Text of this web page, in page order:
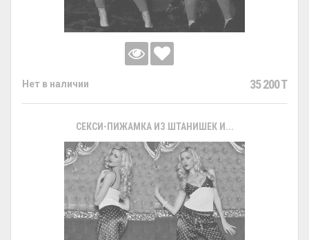
Нет в наличии 35 200 T
СЕКСИ-ПИЖАМКА ИЗ ШТАНИШЕК И...